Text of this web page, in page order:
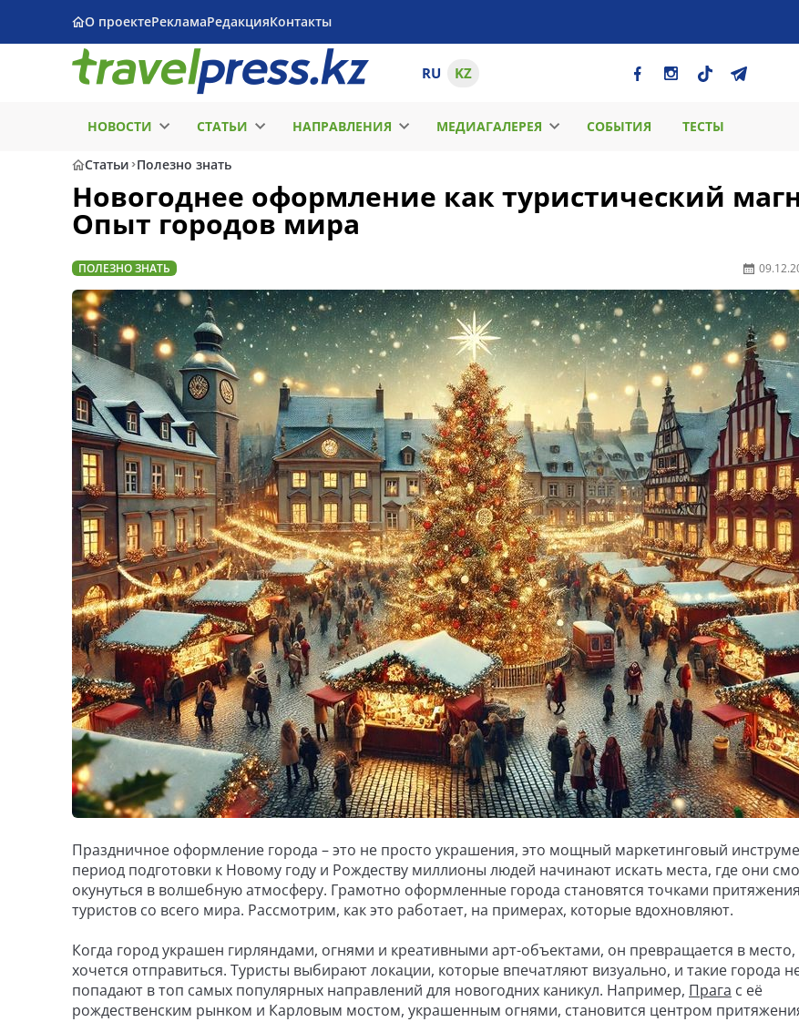
О проектеРекламаРедакцияКонтакты
RU KZ
НОВОСТИ СТАТЬИ НАПРАВЛЕНИЯ МЕДИАГАЛЕРЕЯ СОБЫТИЯ ТЕСТЫ
Статьи Полезно знать
Новогоднее оформление как туристический
Опыт городов мира
ПОЛЕЗНО ЗНАТЬ
Праздничное оформление города – это не просто украшения, это мощный маркетинговый
период подготовки к Новому году и Рождеству миллионы людей начинают искать места, где они
окунуться в волшебную атмосферу. Грамотно оформленные города становятся точками
туристов со всего мира. Рассмотрим, как это работает, на примерах, которые вдохновляют.
Когда город украшен гирляндами, огнями и креативными арт-объектами, он превращается в место,
хочется отправиться. Туристы выбирают локации, которые впечатляют визуально, и такие города
попадают в топ самых популярных направлений для новогодних каникул. Например, Прага с её
рождественским рынком и Карловым мостом, украшенным огнями, становится центром